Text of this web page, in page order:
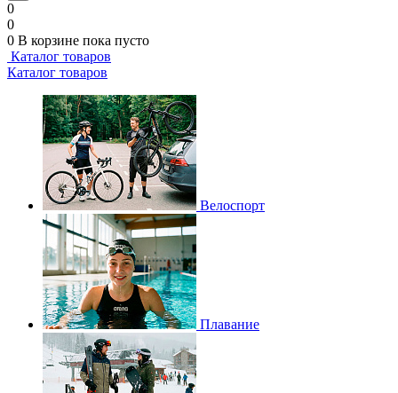
0
0
0 В корзине пока пусто
Каталог товаров
Каталог товаров
Велоспорт
Плавание